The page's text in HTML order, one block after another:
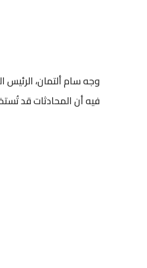
فيه أن المحادثات قد